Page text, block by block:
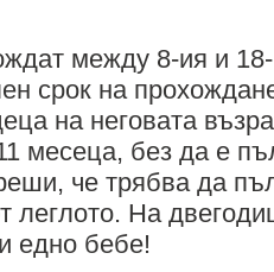
между 8-ия и
срок на
на неговата
месеца, без да е
че трябва да
леглото. На
едно бебе!